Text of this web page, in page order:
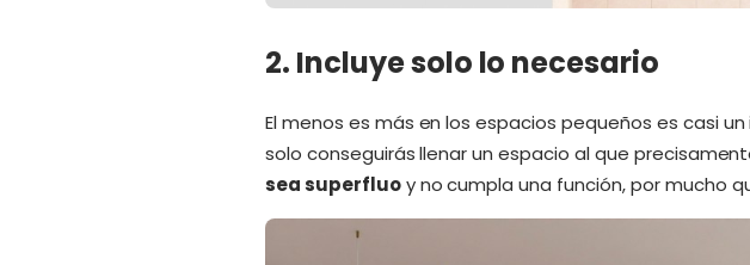
2. Incluye solo lo necesario
El menos es más en los espacios pequeños es casi
solo conseguirás llenar un espacio al que
sea superfluoy no cumpla una función, por mucho